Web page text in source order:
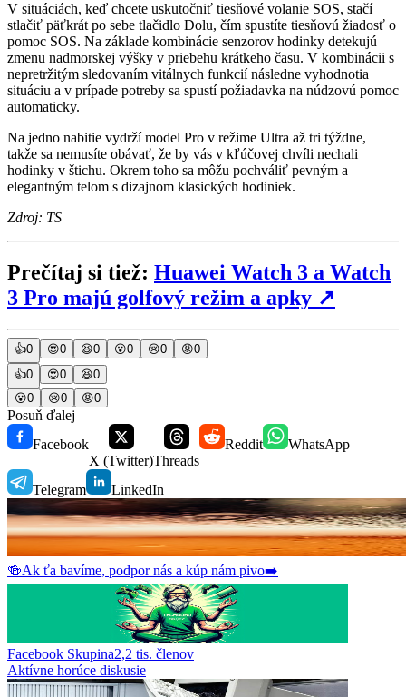
V situáciách, keď chcete uskutočniť tiesňové volanie SOS, stačí
stlačiť päťkrát po sebe tlačidlo Dolu, čím spustíte tiesňovú žiadosť o
pomoc SOS. Na základe kombinácie senzorov hodinky detekujú
zmenu nadmorskej výšky v priebehu krátkeho času. V kombinácii s
nepretržitým sledovaním vitálnych funkcií následne vyhodnotia
situáciu a v prípade potreby sa spustí požiadavka na núdzovú pomoc
automaticky.
Na jedno nabitie vydrží model Pro v režime Ultra až tri týždne,
takže sa nemusíte obávať, že by vás v kľúčovej chvíli nechali
hodinky v štichu. Okrem toho sa môžu pochváliť pevným a
elegantným telom s dizajnom klasických hodiniek.
Zdroj: TS
Prečítaj si tiež: Huawei Watch 3 a Watch
3 Pro majú golfový režim a apky ↗
👍0 😍0 😆0 😮0 😢0 😡0
👍0 😍0 😆0
😮0 😢0 😡0
Posuň ďalej
Facebook
X (Twitter)Threads
Reddit WhatsApp
Telegram LinkedIn
🍻Ak ťa bavíme, podpor nás a kúp nám pivo➡️
Facebook Skupina2,2 tis. členov
Aktívne horúce diskusie